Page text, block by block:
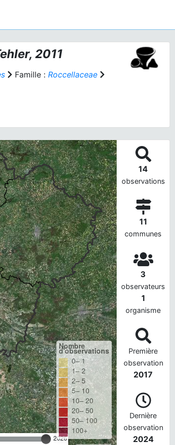
2011
Famille : Roccellaceae
2026
Nombre
d'observations
0– 1
1– 2
2– 5
5– 10
10– 20
20– 50
50– 100
100+
14
observations
11
communes
3
observateurs
1
organisme
Première
observation
2017
Dernière
observation
2024